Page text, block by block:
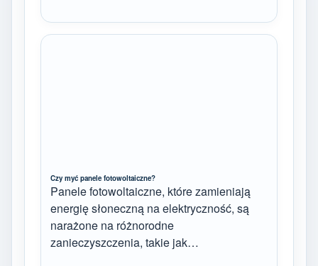
Czy myć panele fotowoltaiczne?
Panele fotowoltaiczne, które zamieniają
energię słoneczną na elektryczność, są
narażone na różnorodne
zanieczyszczenia, takie jak…